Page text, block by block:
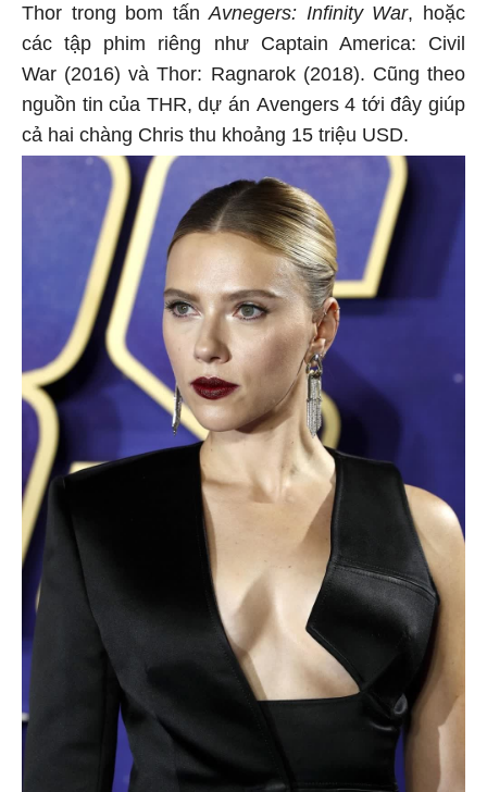
Thor trong bom tấn Avnegers: Infinity War, hoặc
các tập phim riêng như Captain America: Civil
War (2016) và Thor: Ragnarok (2018). Cũng theo
nguồn tin của THR, dự án Avengers 4 tới đây giúp
cả hai chàng Chris thu khoảng 15 triệu USD.